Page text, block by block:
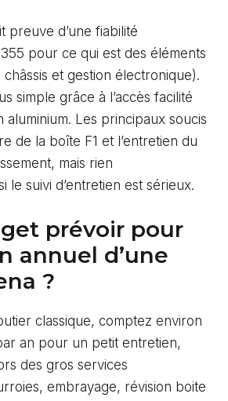
preuve d’une fiabilité
pour ce qui est des éléments
et gestion électronique).
simple grâce à l’accès facilité
aluminium. Les principaux soucis
de la boîte F1 et l’entretien du
mais rien
le suivi d’entretien est sérieux.
prévoir pour
annuel d’une
?
classique, comptez environ
an pour un petit entretien,
des gros services
embrayage, révision boite